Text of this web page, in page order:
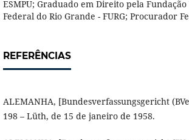
ESMPU; Graduado em Direito pela
Federal do Rio Grande - FURG; Procurador
REFERÊNCIAS
ALEMANHA, [Bundesverfassungsgericht
198 – Lüth, de 15 de janeiro de 1958.